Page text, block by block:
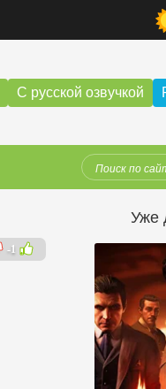
С русской озвучкой
-1
Уже